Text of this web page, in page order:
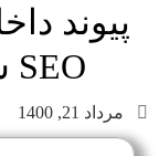
پیوند
SEO شما کمک می کند؟
مرداد 21, 1400